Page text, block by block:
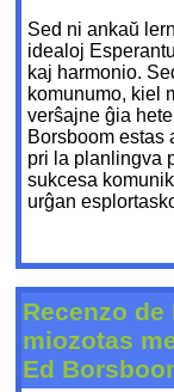
Sed ni ankaŭ
idealoj
kaj harmonio.
komunumo, kiel
verŝajne ĝia
Borsboom estas
pri la planlingva
sukcesa
urĝan
Recenzo de
miozotas
Ed